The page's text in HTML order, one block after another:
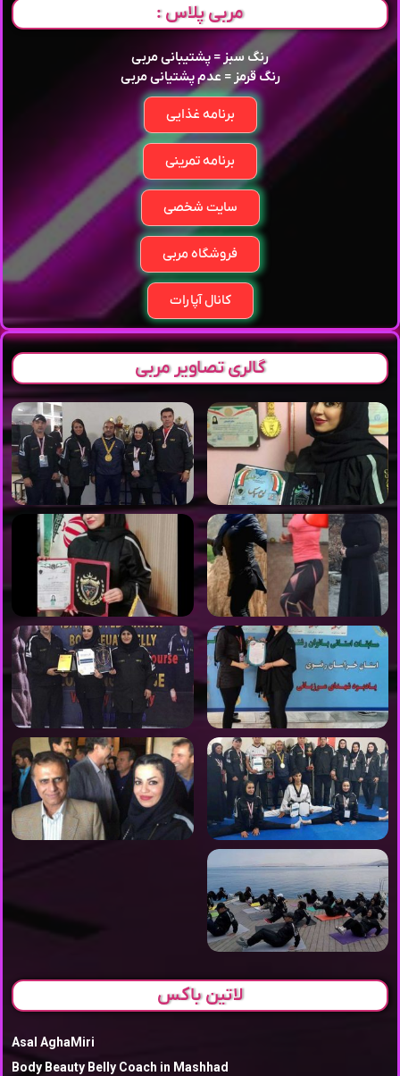
مربی پلاس :
رنگ سبز = پشتیبانی مربی
رنگ قرمز = عدم پشتیانی مربی
برنامه غذایی
برنامه تمرینی
سایت شخصی
فروشگاه مربی
کانال آپارات
گالری تصاویر مربی
لاتین باکس
Asal AghaMiri
Body Beauty Belly Coach in Mashhad